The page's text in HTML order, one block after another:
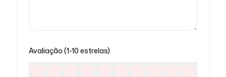
Avaliação (1-10 estrelas)